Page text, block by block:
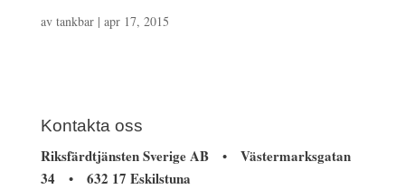
av tankbar| apr 17, 2015
Kontakta oss
Riksfärdtjänsten Sverige AB• Västermarksgatan
34 • 632 17 Eskilstuna